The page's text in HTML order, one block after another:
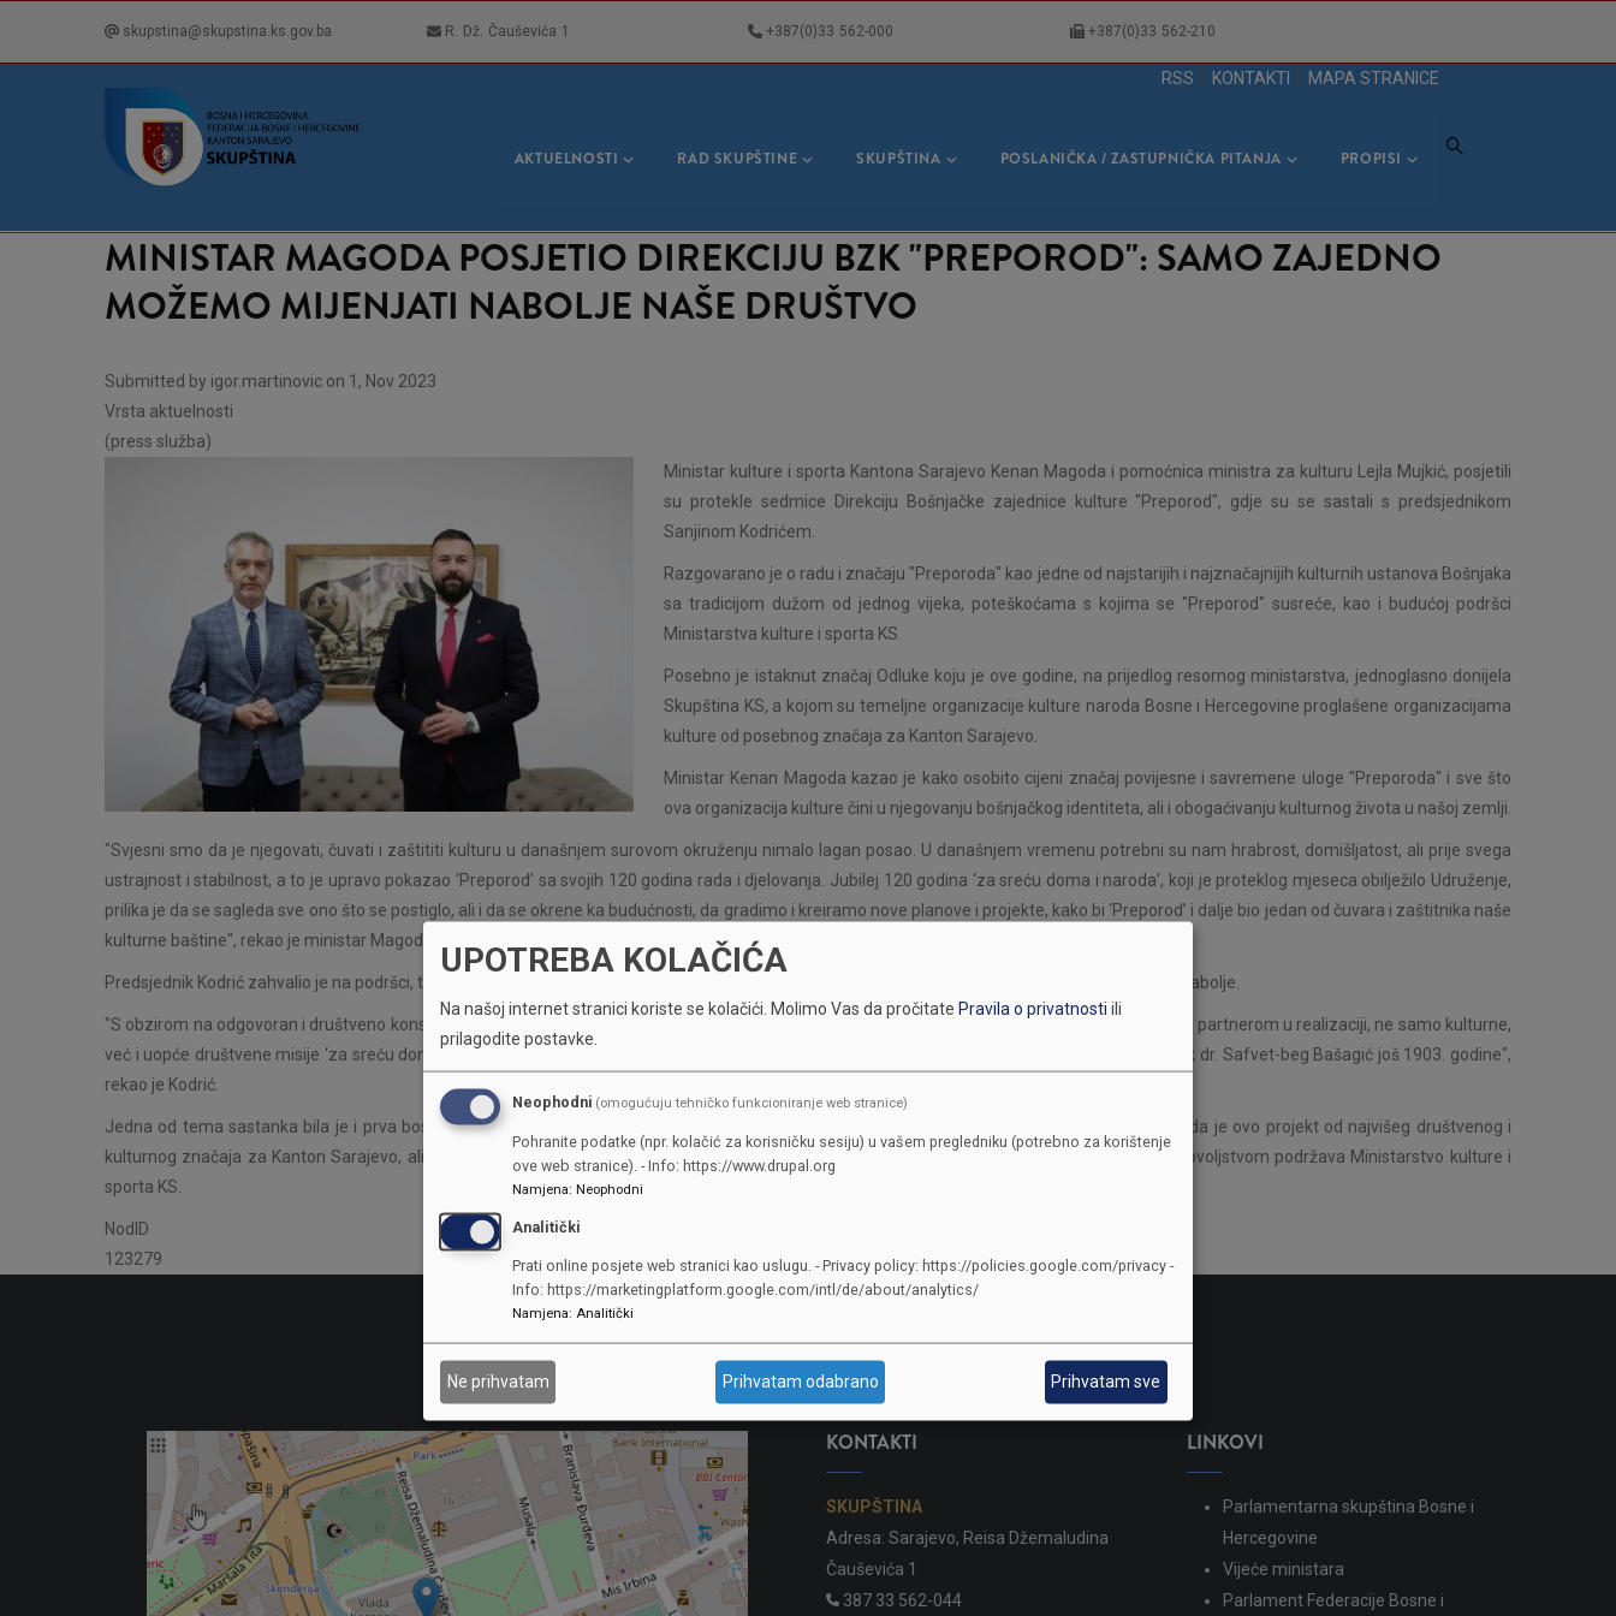
skupstina@skupstina.ks.gov.ba R. Dž. Čauševića 1 +387(0)33 562-000 +387(0)33 562-210
RSS KONTAKTI MAPA STRANICE
NAVIGACIJA
AKTUELNOSTI RAD SKUPŠTINE SKUPŠTINA POSLANIČKA / ZASTUPNIČKA PITANJA PROPISI
MINISTAR MAGODA POSJETIO DIREKCIJU BZK "PREPOROD": SAMO ZAJEDNO
MOŽEMO MIJENJATI NABOLJE NAŠE DRUŠTVO
Submitted by igor.martinovic on 1, Nov 2023
Vrsta aktuelnosti
(press služba)
Ministar kulture i sporta Kantona Sarajevo Kenan Magoda i pomoćnica ministra za kulturu Lejla Mujkić, posjetili
su protekle sedmice Direkciju Bošnjačke zajednice kulture "Preporod", gdje su se sastali s predsjednikom
Sanjinom Kodrićem.
Razgovarano je o radu i značaju "Preporoda" kao jedne od najstarijih i najznačajnijih kulturnih ustanova Bošnjaka
sa tradicijom dužom od jednog vijeka, poteškoćama s kojima se "Preporod" susreće, kao i budućoj podršci
Ministarstva kulture i sporta KS.
Posebno je istaknut značaj Odluke koju je ove godine, na prijedlog resornog ministarstva, jednoglasno donijela
Skupština KS, a kojom su temeljne organizacije kulture naroda Bosne i Hercegovine proglašene organizacijama
kulture od posebnog značaja za Kanton Sarajevo.
Ministar Kenan Magoda kazao je kako osobito cijeni značaj povijesne i savremene uloge "Preporoda" i sve što
ova organizacija kulture čini u njegovanju bošnjačkog identiteta, ali i obogaćivanju kulturnog života u našoj zemlji.
"Svjesni smo da je njegovati, čuvati i zaštititi kulturu u današnjem surovom okruženju nimalo lagan posao. U današnjem vremenu potrebni su nam hrabrost, domišljatost, ali prije svega
ustrajnost i stabilnost, a to je upravo pokazao ‘Preporod’ sa svojih 120 godina rada i djelovanja. Jubilej 120 godina ‘za sreću doma i naroda’, koji je proteklog mjeseca obilježilo Udruženje,
prilika je da se sagleda sve ono što se postiglo, ali i da se okrene ka budućnosti, da gradimo i kreiramo nove planove i projekte, kako bi ‘Preporod’ i dalje bio jedan od čuvara i zaštitnika naše
kulturne baštine", rekao je ministar Magoda, dodavši kako će na tom putu, resorno ministarstvo "Preporodu" biti pouzdan partner.
Predsjednik Kodrić zahvalio je na podršci, te naglasio da se samo udruženim nastojanjima i saradnjom, ukupnost našeg društva može mijenjati nabolje.
"S obzirom na odgovoran i društveno konstruktivan pristup i odnos, Ministarstvo kulture i sporta Kantona Sarajevo smatramo našim pouzdanim partnerom u realizaciji, ne samo kulturne,
već i uopće društvene misije ‘za sreću doma i naroda’, kako je našu temeljnu zadaću stihom definirao jedan od naših osnivača i prvi predsjednik dr. Safvet-beg Bašagić još 1903. godine",
rekao je Kodrić.
Jedna od tema sastanka bila je i prva bosanskohercegovačka kraljevska opera "Tvrtko, kralj bosanski", čije su pripreme u toku. Ocijenjeno je da je ovo projekt od najvišeg društvenog i
kulturnog značaja za Kanton Sarajevo, ali i BiH. Inicijator projekta i nosilac izrade opernog libreta i kompozicije je BZK "Preporod", koji sa zadovoljstvom podržava Ministarstvo kulture i
sporta KS.
NodID
123279
KONTAKTI
SKUPŠTINA
Adresa: Sarajevo, Reisa Džemaludina
Čauševića 1
387 33 562-044
LINKOVI
Parlamentarna skupština Bosne i
Hercegovine
Vijeće ministara
Parlament Federacije Bosne i
UPOTREBA KOLAČIĆA
Na našoj internet stranici koriste se kolačići. Molimo Vas da pročitate Pravila o privatnosti ili
prilagodite postavke.
Neophodni (omogućuju tehničko funkcioniranje web stranice)
Pohranite podatke (npr. kolačić za korisničku sesiju) u vašem pregledniku (potrebno za korištenje
ove web stranice). - Info: https://www.drupal.org
Namjena: Neophodni
Analitički
Prati online posjete web stranici kao uslugu. - Privacy policy: https://policies.google.com/privacy -
Info: https://marketingplatform.google.com/intl/de/about/analytics/
Namjena: Analitički
Ne prihvatam Prihvatam odabrano Prihvatam sve